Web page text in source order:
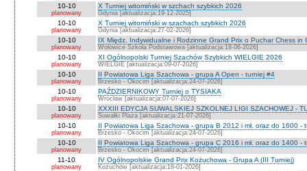
10-10
planowany
X Turniej witomiński w szchach szybkich 2026
Gdynia [aktualizacja:19-12-2025]
10-10
planowany
X Turniej witomiński w szachach szybkich 2026
Gdynia [aktualizacja:27-02-2026]
10-10
planowany
IX Międz. Indywidualne i Rodzinne Grand Prix o Puchar Chess in
Wołowice Szkoła Podstawowa [aktualizacja:18-06-2026]
10-10
planowany
XI Ogólnopolski Turniej Szachów Szybkich WIELGIE 2026
WIELGIE [aktualizacja:09-07-2026]
10-10
planowany
II Powiatowa Liga Szachowa - grupa A Open - turniej #4
Brzesko - Okocim [aktualizacja:24-07-2026]
10-10
planowany
PAŹDZIERNIKOWY Turniej o TYSIAKA
Wrocław [aktualizacja:07-07-2026]
10-10
planowany
XXXIII EDYCJA SUWALSKIEJ SZKOLNEJ LIGI SZACHOWEJ -
Suwałki Plaza [aktualizacja:21-07-2026]
10-10
planowany
II Powiatowa Liga Szachowa - grupa B 2012 i mł. oraz do 1600 -
Brzesko - Okocim [aktualizacja:24-07-2026]
10-10
planowany
II Powiatowa Liga Szachowa - grupa C 2016 i mł. oraz do 1400 -
Brzesko - Okocim [aktualizacja:24-07-2026]
11-10
planowany
IV Ogólnopolskie Grand Prix Kożuchowa - Grupa A (III Turniej)
Kożuchów [aktualizacja:18-01-2026]